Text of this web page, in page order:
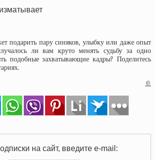
подарить пару синяков, улыбку или даже опыт
ли вам круто менять судьбу за одно
подобные захватывающие кадры? Поделитесь
©
на сайт, введите e-mail: